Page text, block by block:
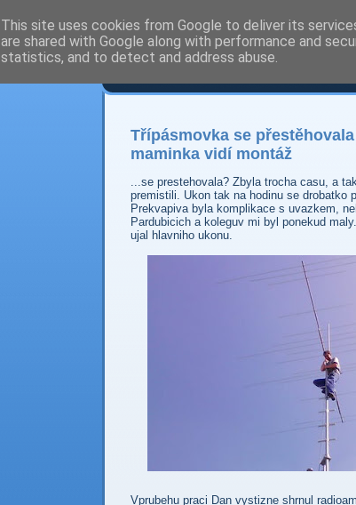
Prdec -
Třípásmovka se
maminka vidí montáž
...se prestehovala? Zbyla trocha casu, a
premistili. Ukon tak na hodinu se drobatko
Prekvapiva byla komplikace s uvazkem,
Pardubicich a koleguv mi byl ponekud
ujal hlavniho ukonu.
Vprubehu praci Dan vystizne shrnul
This site uses cookies from Google to deliver its
are shared with Google along with performance and
statistics, and to detect and address abuse.